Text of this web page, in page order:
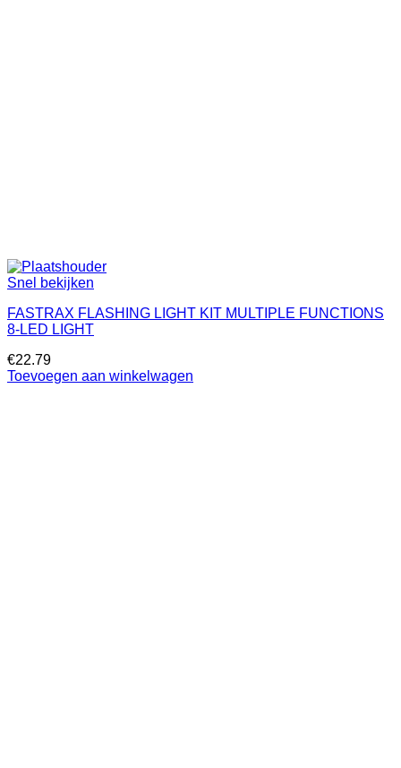
Snel bekijken
FASTRAX FLASHING LIGHT KIT MULTIPLE FUNCTIONS
8-LED LIGHT
€22.79
Toevoegen aan winkelwagen